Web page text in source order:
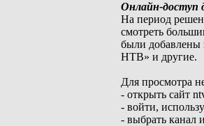
Онлайн-доступ
На период
смотреть
были добавлены
НТВ» и другие.
Для просмотра
- открыть сайт
- войти,
- выбрать канал